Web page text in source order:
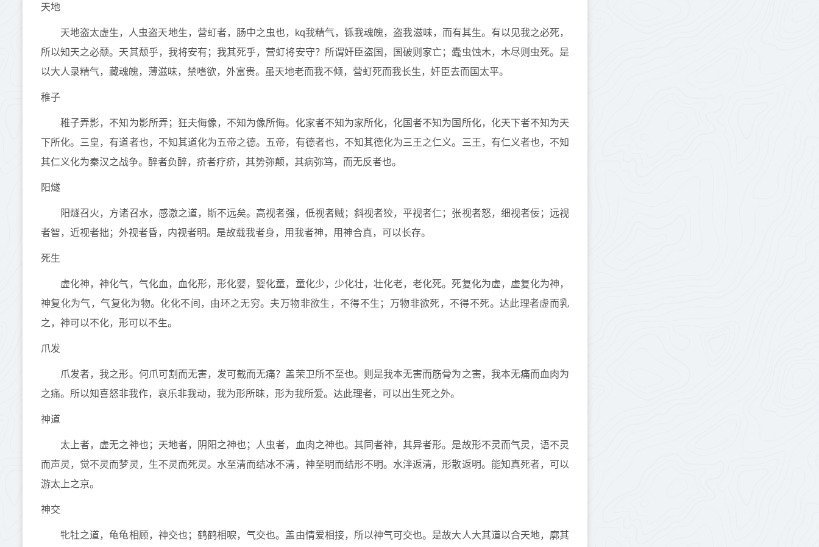
天地
天地盗太虚生，人虫盗天地生，营虰者，肠中之虫也，kq我精气，铄我魂魄，盗我滋味，而有其生。有以见我之必死，
所以知天之必颓。天其颓乎，我将安有；我其死乎，营虰将安守？所谓奸臣盗国，国破则家亡；蠹虫蚀木，木尽则虫死。是
以大人录精气，藏魂魄，薄滋味，禁嗜欲，外富贵。虽天地老而我不倾，营虰死而我长生，奸臣去而国太平。
稚子
稚子弄影，不知为影所弄；狂夫侮像，不知为像所侮。化家者不知为家所化，化国者不知为国所化，化天下者不知为天
下所化。三皇，有道者也，不知其道化为五帝之德。五帝，有德者也，不知其德化为三王之仁义。三王，有仁义者也，不知
其仁义化为秦汉之战争。醉者负醉，疥者疗疥，其势弥颠，其病弥笃，而无反者也。
阳燧
阳燧召火，方诸召水，感激之道，斯不远矣。高视者强，低视者贼；斜视者狡，平视者仁；张视者怒，细视者佞；远视
者智，近视者拙；外视者昏，内视者明。是故载我者身，用我者神，用神合真，可以长存。
死生
虚化神，神化气，气化血，血化形，形化婴，婴化童，童化少，少化壮，壮化老，老化死。死复化为虚，虚复化为神，
神复化为气，气复化为物。化化不间，由环之无穷。夫万物非欲生，不得不生；万物非欲死，不得不死。达此理者虚而乳
之，神可以不化，形可以不生。
爪发
爪发者，我之形。何爪可割而无害，发可截而无痛？盖荣卫所不至也。则是我本无害而筋骨为之害，我本无痛而血肉为
之痛。所以知喜怒非我作，哀乐非我动，我为形所昧，形为我所爱。达此理者，可以出生死之外。
神道
太上者，虚无之神也；天地者，阴阳之神也；人虫者，血肉之神也。其同者神，其异者形。是故形不灵而气灵，语不灵
而声灵，觉不灵而梦灵，生不灵而死灵。水至清而结冰不清，神至明而结形不明。水泮返清，形散返明。能知真死者，可以
游太上之京。
神交
牝牡之道，龟龟相顾，神交也；鹤鹤相唳，气交也。盖由情爱相接，所以神气可交也。是故大人大其道以合天地，廓其